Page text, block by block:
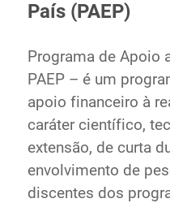
Ministério de Minas e
Comunicações
Ministério do Meio
Ministério do Turismo
Ministério do
Controladoria-Geral da
Ministério da Mulher, da
Secretaria-Geral
País (PAEP)
Programa de Apoio
PAEP – é um
apoio financeiro à
caráter científico,
extensão, de curta
envolvimento de
discentes dos